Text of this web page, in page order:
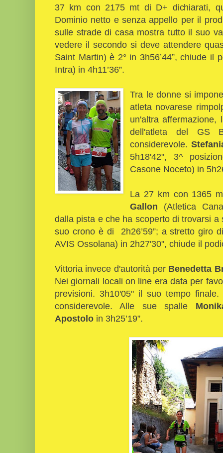
37 km con 2175 mt di D+ dichiarati,
Dominio netto e senza appello per il
sulle strade di casa mostra tutto il suo
vedere il secondo si deve attendere
Saint Martin) è 2° in 3h56’44”, chiude il
Intra) in 4h11’36”.
Tra le donne si
atleta novarese
un'altra affermazione,
dell'atleta del GS
considerevole.
5h18'42", 3^
Casone Noceto) in
La 27 km con 1365
Gallon (Atletica
dalla pista e che ha scoperto di trovarsi
suo crono è di 2h26’59”; a stretto giro
AVIS Ossolana) in 2h27'30", chiude il
Vittoria invece d'autorità per Benedetta
Nei giornali locali on line era data per
previsioni. 3h10'05" il suo tempo
considerevole. Alle sue spalle
Apostolo in 3h25’19”.